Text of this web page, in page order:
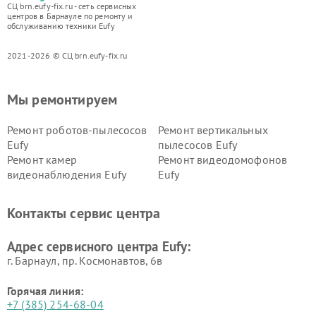
СЦ brn.eufy-fix.ru - сеть сервисных
центров в Барнауле по ремонту и
обслуживанию техники Eufy
2021-2026 © СЦ brn.eufy-fix.ru
Мы ремонтируем
Ремонт роботов-пылесосов
Eufy
Ремонт вертикальных
пылесосов Eufy
Ремонт камер
видеонаблюдения Eufy
Ремонт видеодомофонов
Eufy
Контакты сервис центра
Адрес сервисного центра Eufy:
г. Барнаул, ​пр. Космонавтов, 6в
Горячая линия:
+7 (385) 254-68-04